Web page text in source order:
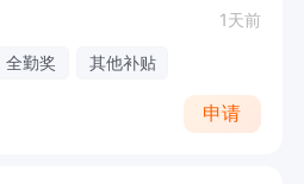
1天前
全勤奖 其他补贴
申请